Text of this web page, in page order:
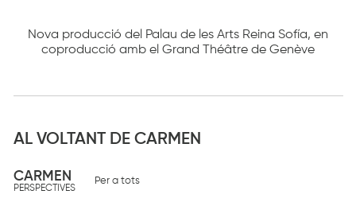
Nova producció del Palau de les Arts Reina Sofía, en
coproducció amb el Grand Théâtre de Genève
AL VOLTANT DE CARMEN
CARMEN
PERSPECTIVES
Per a tots